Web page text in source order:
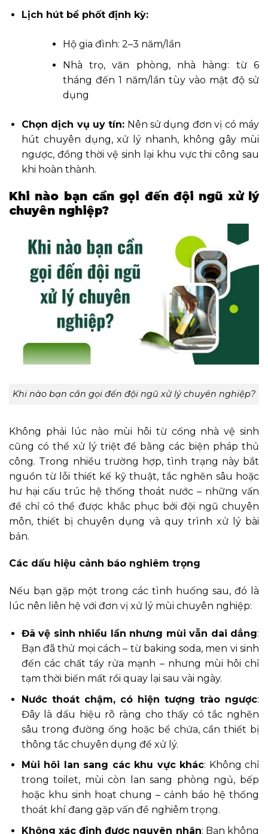
Lịch hút bể phốt định kỳ:
Hộ gia đình: 2–3 năm/lần
Nhà trọ, văn phòng, nhà hàng: từ 6
tháng đến 1 năm/lần tùy vào mật độ sử
dụng
Chọn dịch vụ uy tín: Nên sử dụng đơn vị có máy
hút chuyên dụng, xử lý nhanh, không gây mùi
ngược, đồng thời vệ sinh lại khu vực thi công sau
khi hoàn thành.
Khi nào bạn cần gọi đến đội ngũ xử lý
chuyên nghiệp?
Khi nào bạn cần gọi đến đội ngũ xử lý chuyên nghiệp?
Không phải lúc nào mùi hôi từ cống nhà vệ sinh
cũng có thể xử lý triệt để bằng các biện pháp thủ
công. Trong nhiều trường hợp, tình trạng này bắt
nguồn từ lỗi thiết kế kỹ thuật, tắc nghẽn sâu hoặc
hư hại cấu trúc hệ thống thoát nước – những vấn
đề chỉ có thể được khắc phục bởi đội ngũ chuyên
môn, thiết bị chuyên dụng và quy trình xử lý bài
bản.
Các dấu hiệu cảnh báo nghiêm trọng
Nếu bạn gặp một trong các tình huống sau, đó là
lúc nên liên hệ với đơn vị xử lý mùi chuyên nghiệp:
Đã vệ sinh nhiều lần nhưng mùi vẫn dai dẳng:
Bạn đã thử mọi cách – từ baking soda, men vi sinh
đến các chất tẩy rửa mạnh – nhưng mùi hôi chỉ
tạm thời biến mất rồi quay lại sau vài ngày.
Nước thoát chậm, có hiện tượng trào ngược:
Đây là dấu hiệu rõ ràng cho thấy có tắc nghẽn
sâu trong đường ống hoặc bể chứa, cần thiết bị
thông tắc chuyên dụng để xử lý.
Mùi hôi lan sang các khu vực khác: Không chỉ
trong toilet, mùi còn lan sang phòng ngủ, bếp
hoặc khu sinh hoạt chung – cảnh báo hệ thống
thoát khí đang gặp vấn đề nghiêm trọng.
Không xác định được nguyên nhân: Bạn không